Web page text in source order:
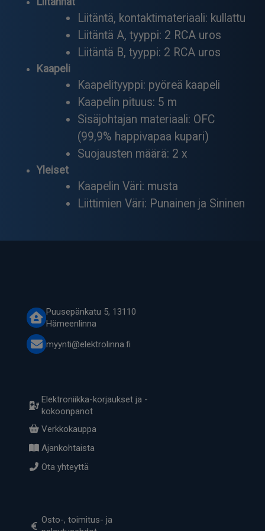
Liitäntä, kontaktimateriaali: kullattu
Liitäntä A, tyyppi: 2 RCA uros
Liitäntä B, tyyppi: 2 RCA uros
Kaapeli
Kaapelityyppi: pyöreä kaapeli
Kaapelin pituus: 5 m
Sisäjohtajan materiaali: OFC
(99,9% happivapaa kupari)
Suojausten määrä: 2 x
Yleiset
Kaapelin Väri: musta
Liittimien Väri: Punainen ja Sininen
Puusepänkatu 5, 13110
Hämeenlinna
myynti@elektrolinna.fi
Elektroniikka-korjaukset ja -
kokoonpanot
Verkkokauppa
Ajankohtaista
Ota yhteyttä
Osto-, toimitus- ja